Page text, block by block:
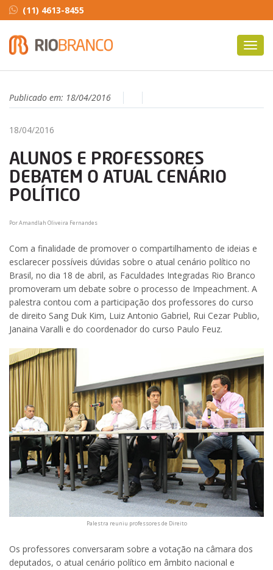
(11) 4613-8455
Publicado em: 18/04/2016
18/04/2016
ALUNOS E PROFESSORES
DEBATEM O ATUAL CENÁRIO
POLÍTICO
Por Amandlah Oliveira Fernandes
Com a finalidade de promover o compartilhamento de ideias e
esclarecer possíveis dúvidas sobre o atual cenário político no
Brasil, no dia 18 de abril, as Faculdades Integradas Rio Branco
promoveram um debate sobre o processo de Impeachment. A
palestra contou com a participação dos professores do curso
de direito Sang Duk Kim, Luiz Antonio Gabriel, Rui Cezar Publio,
Janaina Varalli e do coordenador do curso Paulo Feuz.
Palestra reuniu professores de Direito
Os professores conversaram sobre a votação na câmara dos
deputados, o atual cenário político em âmbito nacional e